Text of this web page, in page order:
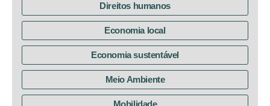
Direitos humanos
Economia local
Economia sustentável
Meio Ambiente